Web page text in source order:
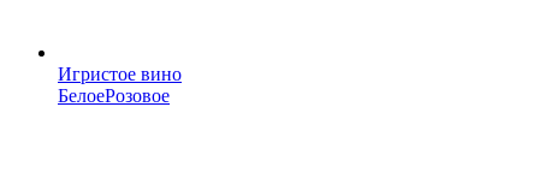
Игристое вино
БелоеРозовое